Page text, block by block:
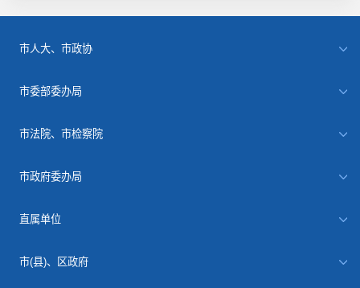
市人大、市政协
市委部委办局
市法院、市检察院
市政府委办局
直属单位
市(县)、区政府